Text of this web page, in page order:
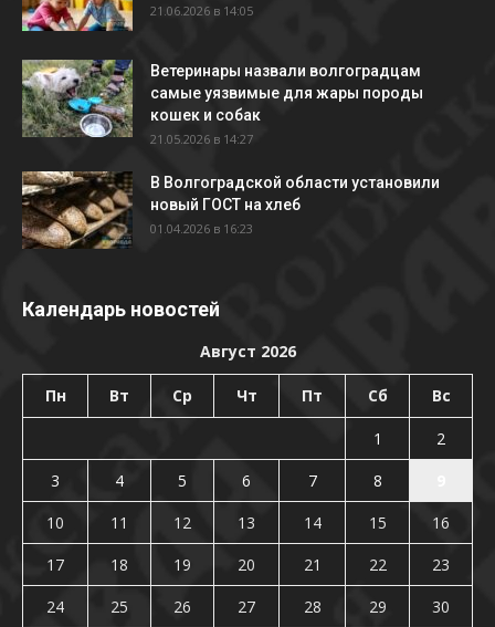
21.06.2026 в 14:05
Ветеринары назвали волгоградцам
самые уязвимые для жары породы
кошек и собак
21.05.2026 в 14:27
В Волгоградской области установили
новый ГОСТ на хлеб
01.04.2026 в 16:23
Календарь новостей
Август 2026
Пн Вт Ср Чт Пт Сб Вс
1
2
3
4 5 6 7 8
10
11 12 13 14 15
16
17
18 19 20 21 22
23
24
25 26 27 28 29
30